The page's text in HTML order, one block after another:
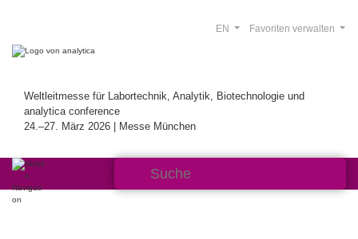
Weltleitmesse für Labortechnik, Analytik, Biotechnologie und
analytica conference
24.–27. März 2026 | Messe München
Favoriten verwalten
EN